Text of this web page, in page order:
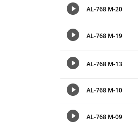
AL-768 M-20
AL-768 M-19
AL-768 M-13
AL-768 M-10
AL-768 M-09